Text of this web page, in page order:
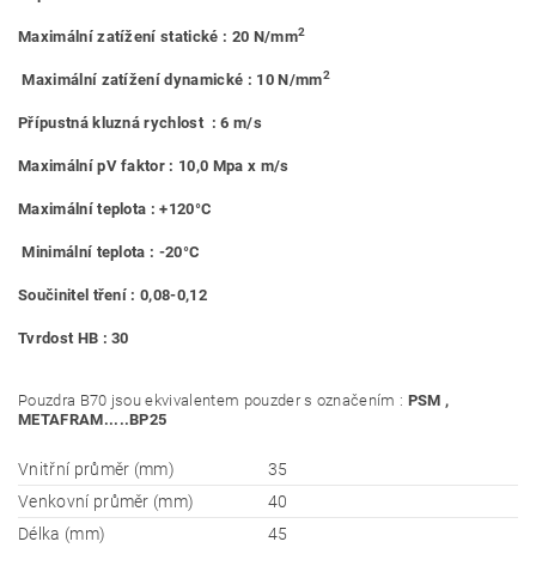
Maximální zatížení statické : 20 N/mm2
Maximální zatížení dynamické : 10 N/mm2
Přípustná kluzná rychlost : 6 m/s
Maximální pV faktor : 10,0 Mpa x m/s
Maximální teplota : +120°C
Minimální teplota : -20°C
Součinitel tření : 0,08-0,12
Tvrdost HB : 30
Pouzdra B70 jsou ekvivalentem pouzder s označením : PSM ,
METAFRAM.....BP25
Vnitřní průměr (mm)
35
Venkovní průměr (mm)
40
Délka (mm)
45